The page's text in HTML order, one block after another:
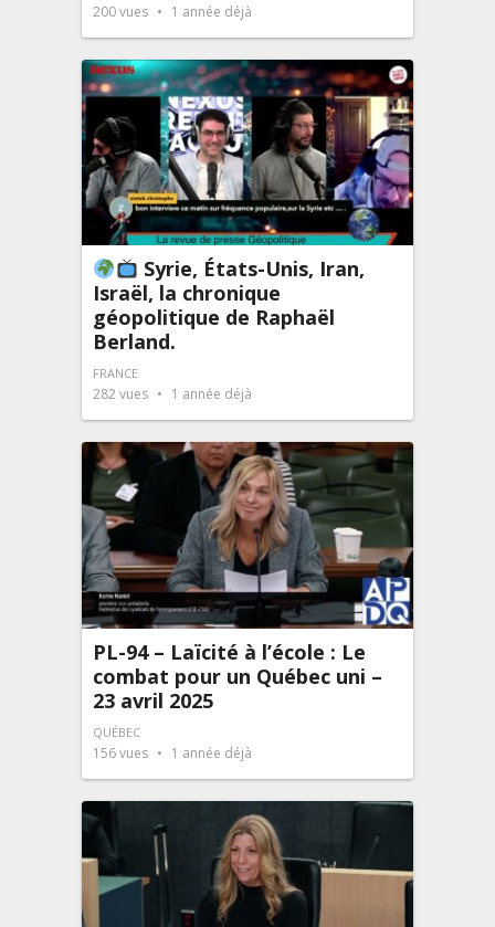
200vues 1 année déjà
Syrie, États-Unis, Iran,
Israël, la chronique
géopolitique de Raphaël
Berland.
FRANCE
282vues 1 année déjà
PL-94 – Laïcité à l’école : Le
combat pour un Québec uni –
23 avril 2025
QUÉBEC
156vues 1 année déjà